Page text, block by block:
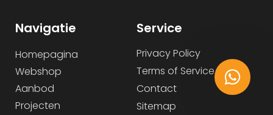
Navigatie
Homepagina
Webshop
Aanbod
Projecten
Service
Privacy Policy
Terms of Service
Contact
Sitemap